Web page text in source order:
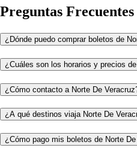
Preguntas Frecuentes
¿Dónde puedo comprar boletos de
¿Cuáles son los horarios y precios
¿Cómo contacto a Norte De
¿A qué destinos viaja Norte De
¿Cómo pago mis boletos de Norte